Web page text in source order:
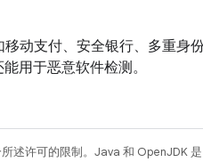
动支付、安全银行、多重身
用于恶意软件检测。
述许可的限制。Java 和 OpenJDK